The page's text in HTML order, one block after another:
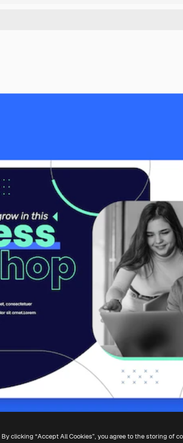
By clicking “Accept All Cookies”, you agree to the storing of